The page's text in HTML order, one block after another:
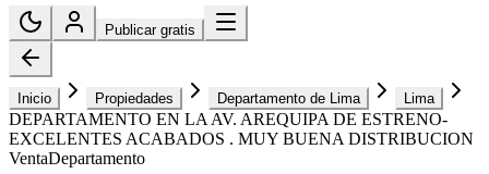
Publicar gratis
Inicio Propiedades Departamento de Lima Lima
DEPARTAMENTO EN LA AV. AREQUIPA DE ESTRENO-
EXCELENTES ACABADOS . MUY BUENA DISTRIBUCION
VentaDepartamento